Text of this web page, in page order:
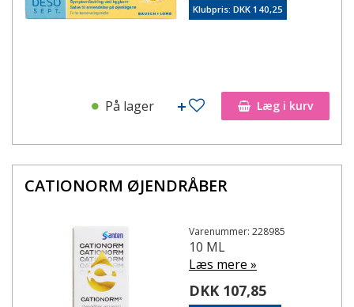
Klubpris: DKK 140,25
På lager Læg i kurv
CATIONORM ØJENDRÅBER
Varenummer: 228985
10 ML
Læs mere »
DKK 107,85